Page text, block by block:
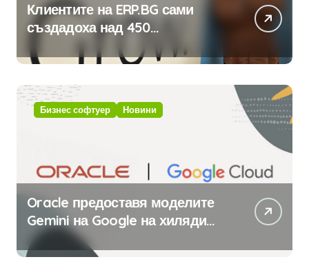
Клиентите на ERP.BG сами
създадоха над 450
приложения за ERP системата
с помощта на вградения в нея
изкуствен интелект
Бизнес софтуер Новини
Oracle предоставя моделите
Gemini на Google на хиляди
клиенти на бизнес
приложения